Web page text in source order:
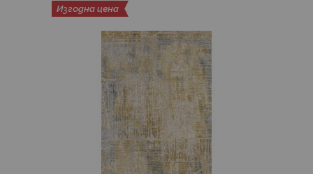
Изгодна цена